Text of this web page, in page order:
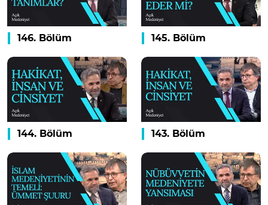
146. Bölüm 145. Bölüm
144. Bölüm 143. Bölüm